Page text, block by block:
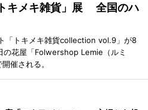
キメキ雑貨」展 全国のハ
「トキメキ雑貨collection vol.9」が8
の花屋「Folwershop Lemie（ルミ
催される。